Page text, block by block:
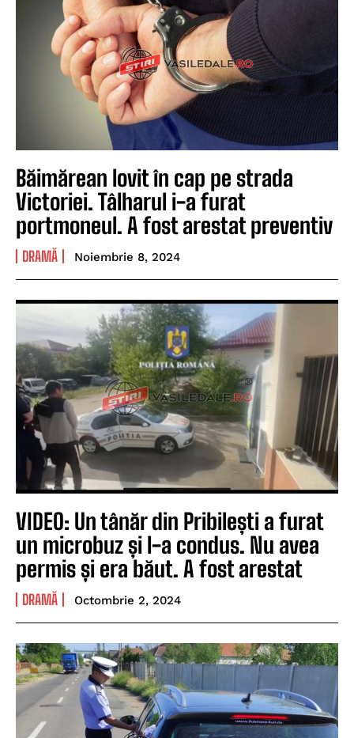
Băimărean lovit în cap pe strada
Victoriei. Tâlharul i-a furat
portmoneul. A fost arestat preventiv
DRAMĂ Noiembrie 8, 2024
VIDEO: Un tânăr din Pribilești a furat
un microbuz și l-a condus. Nu avea
permis și era băut. A fost arestat
DRAMĂ Octombrie 2, 2024